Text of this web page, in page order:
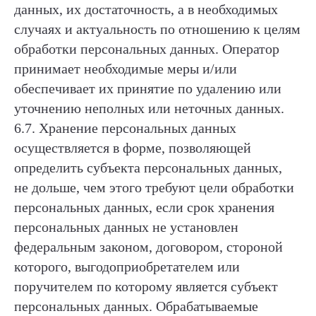
данных, их достаточность, а в необходимых
случаях и актуальность по отношению к целям
обработки персональных данных. Оператор
принимает необходимые меры и/или
обеспечивает их принятие по удалению или
уточнению неполных или неточных данных.
6.7. Хранение персональных данных
осуществляется в форме, позволяющей
определить субъекта персональных данных,
не дольше, чем этого требуют цели обработки
персональных данных, если срок хранения
персональных данных не установлен
федеральным законом, договором, стороной
которого, выгодоприобретателем или
поручителем по которому является субъект
персональных данных. Обрабатываемые